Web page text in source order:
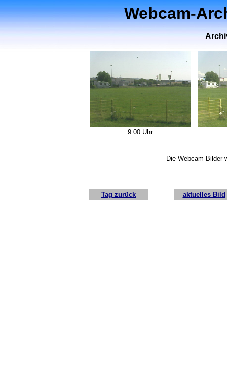
Webcam-
9:00 Uhr
Die Webcam-Bilder
Tag zurück aktuelles Bild